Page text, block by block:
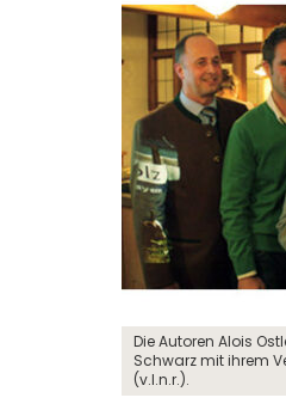
Die Autoren Alois
Schwarz mit ihrem
(v.l.n.r.).